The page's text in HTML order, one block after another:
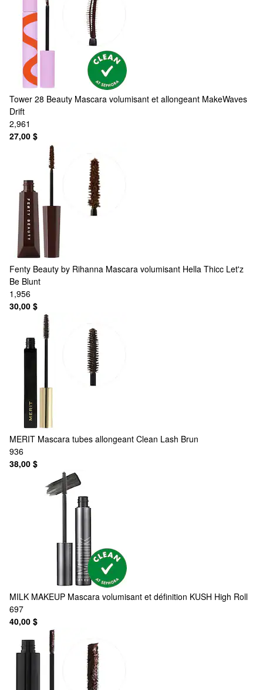
Tower 28 Beauty Mascara volumisant et allongeant MakeWaves
Drift
2,961
27,00 $
Fenty Beauty by Rihanna Mascara volumisant Hella Thicc Let'z
Be Blunt
1,956
30,00 $
MERIT Mascara tubes allongeant Clean Lash Brun
936
38,00 $
MILK MAKEUP Mascara volumisant et définition KUSH High Roll
697
40,00 $